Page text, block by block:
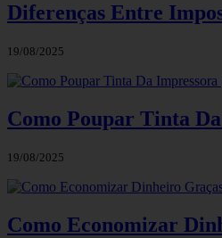
Diferenças Entre
19/08/2025
Como Poupar Tinta
19/08/2025
Como Economizar